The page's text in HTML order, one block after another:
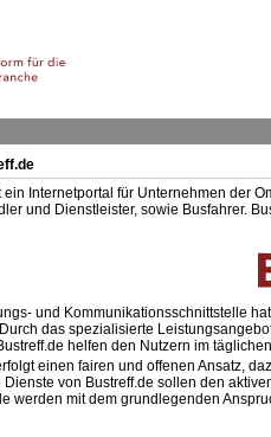
ein Internetportal für Unternehmen der
und Dienstleister, sowie Busfahrer.
und Kommunikationsschnittstelle
das spezialisierte
helfen den Nutzern im
einen fairen und offenen Ansatz,
von Bustreff.de sollen den
werden mit dem grundlegenden